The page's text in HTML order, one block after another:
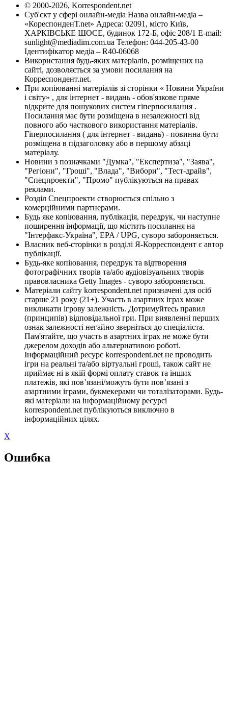
© 2000-2026, Korrespondent.net
Суб'єкт у сфері онлайн-медіа Назва онлайн-медіа –
«КореспонденТ.net» Адреса: 02091, місто Київ,
ХАРКІВСЬКЕ ШОСЕ, будинок 172-Б, офіс 208/1 E-mail:
sunlight@mediadim.com.ua Телефон: 044-205-43-00
Ідентифікатор медіа – R40-06068
Використання будь-яких матеріалів, розміщених на
сайті, дозволяється за умови посилання на
Корреспондент.net.
При копіюванні матеріалів зі сторінки « Новини України
і світу» , для інтернет - видань - обов'язкове пряме
відкрите для пошукових систем гіперпосилання .
Посилання має бути розміщена в незалежності від
повного або часткового використання матеріалів.
Гіперпосилання ( для інтернет - видань) - повинна бути
розміщена в підзаголовку або в першому абзаці
матеріалу.
Новини з позначками "Думка", "Експертиза", "Заява",
"Регіони", "Гроші", "Влада", "Вибори", "Тест-драйв",
"Спецпроекти", "Промо" публікуються на правах
реклами.
Розділ Спецпроекти створюється спільно з
комерційними партнерами.
Будь яке копіювання, публікація, передрук, чи наступне
поширення інформації, що містить посилання на
"Інтерфакс-Україна", EPA / UPG, суворо забороняється.
Власник веб-сторінки в розділі Я-Корреспондент є автор
публікації.
Будь-яке копіювання, передрук та відтворення
фотографічних творів та/або аудіовізуальних творів
правовласника Getty Images - суворо забороняється.
Матеріали сайту korrespondent.net призначені для осіб
старше 21 року (21+). Участь в азартних іграх може
викликати ігрову залежність. Дотримуйтесь правил
(принципів) відповідальної гри. При виявленні перших
ознак залежності негайно зверніться до спеціаліста.
Пам'ятайте, що участь в азартних іграх не може бути
джерелом доходів або альтернативою роботі.
Інформаційний ресурс korrespondent.net не проводить
ігри на реальні та/або віртуальні гроші, також сайт не
приймає ні в якій формі оплату ставок та інших
платежів, які пов’язані/можуть бути пов’язані з
азартними іграми, букмекерами чи тоталізаторами. Будь-
які матеріали на інформаційному ресурсі
korrespondent.net публікуються виключно в
інформаційних цілях.
X
Ошибка